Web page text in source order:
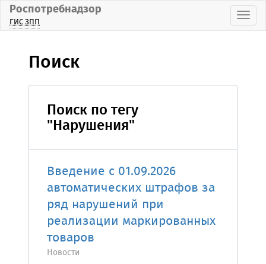
Роспотребнадзор
ГИС ЗПП
Поиск
Поиск по тегу
"Нарушения"
Введение с 01.09.2026
автоматических штрафов за
ряд нарушений при
реализации маркированных
товаров
Новости